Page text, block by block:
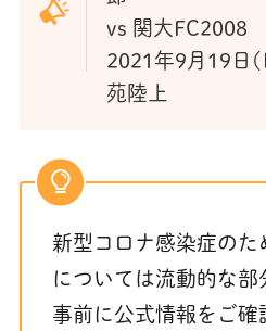
vs 関大FC2008
2021年9月19日(
苑陸上
新型コロナ感染症のた
については流動的な部
事前に公式情報をご確